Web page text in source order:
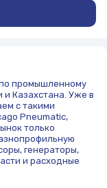
промышленному
Казахстана. Уже в
с такими
Pneumatic,
только
генераторы,
и расходные